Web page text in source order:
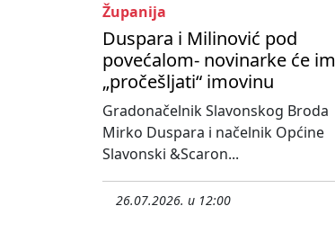
Županija
Duspara i Milinović pod
povećalom- novinarke će im
„pročešljati“ imovinu
Gradonačelnik Slavonskog Broda
Mirko Duspara i načelnik Općine
Slavonski &Scaron...
26.07.2026. u 12:00